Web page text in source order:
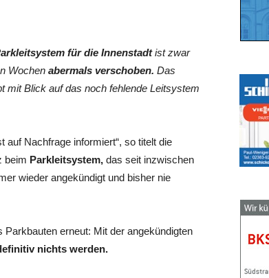
für die Innenstadtist zwar
Wochen abermals verschoben. Das
mit Blick auf das noch fehlende Leitsystem
auf Nachfrage informiert“, so titelt die
beim Parkleitsystem, das seit inzwischen
wieder angekündigt und bisher nie
erneut: Mit der angekündigten
nichts werden.